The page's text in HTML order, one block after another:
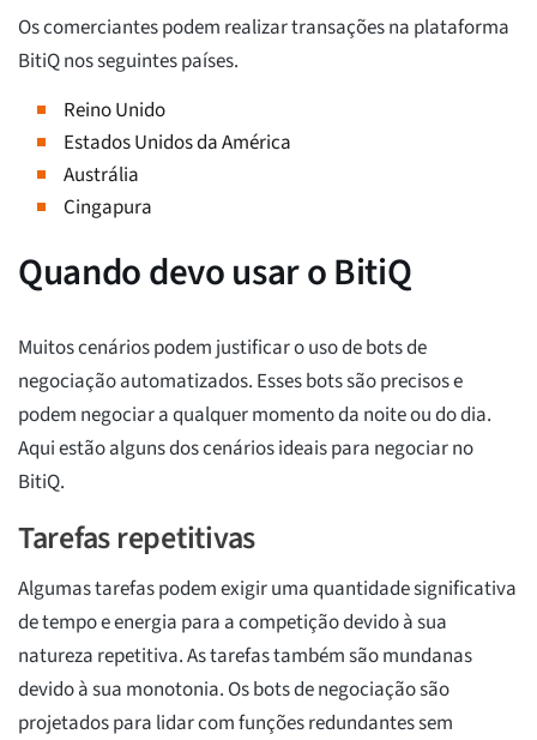
Os comerciantes podem realizar transações na plataforma
BitiQ nos seguintes países.
Reino Unido
Estados Unidos da América
Austrália
Cingapura
Quando devo usar o BitiQ
Muitos cenários podem justificar o uso de bots de
negociação automatizados. Esses bots são precisos e
podem negociar a qualquer momento da noite ou do dia.
Aqui estão alguns dos cenários ideais para negociar no
BitiQ.
Tarefas repetitivas
Algumas tarefas podem exigir uma quantidade significativa
de tempo e energia para a competição devido à sua
natureza repetitiva. As tarefas também são mundanas
devido à sua monotonia. Os bots de negociação são
projetados para lidar com funções redundantes sem